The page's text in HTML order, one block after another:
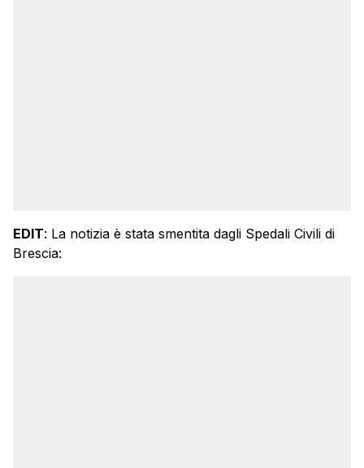
EDIT: La notizia è stata smentita dagli Spedali Civili di
Brescia: